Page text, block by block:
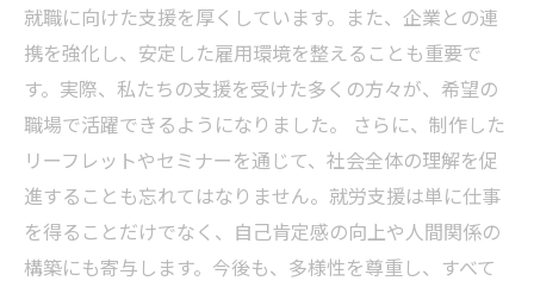
就職に向けた支援を厚くしています。また、企業との連
携を強化し、安定した雇用環境を整えることも重要で
す。実際、私たちの支援を受けた多くの方々が、希望の
職場で活躍できるようになりました。 さらに、制作した
リーフレットやセミナーを通じて、社会全体の理解を促
進することも忘れてはなりません。就労支援は単に仕事
を得ることだけでなく、自己肯定感の向上や人間関係の
構築にも寄与します。今後も、多様性を尊重し、すべて